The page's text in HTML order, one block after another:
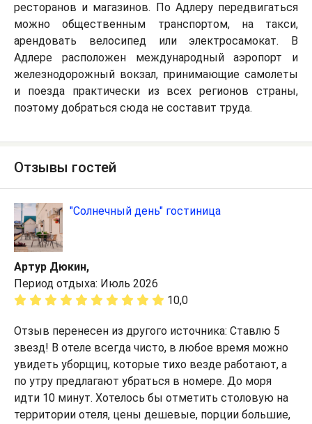
ресторанов и магазинов. По Адлеру передвигаться
можно общественным транспортом, на такси,
арендовать велосипед или электросамокат. В
Адлере расположен международный аэропорт и
железнодорожный вокзал, принимающие самолеты
и поезда практически из всех регионов страны,
поэтому добраться сюда не составит труда.
Отзывы гостей
"Солнечный день" гостиница
Артур Дюкин,
Период отдыха: Июль 2026
10,0
Отзыв перенесен из другого источника: Ставлю 5
звезд! В отеле всегда чисто, в любое время можно
увидеть уборщиц, которые тихо везде работают, а
по утру предлагают убраться в номере. До моря
идти 10 минут. Хотелось бы отметить столовую на
территории отеля, цены дешевые, порции большие,